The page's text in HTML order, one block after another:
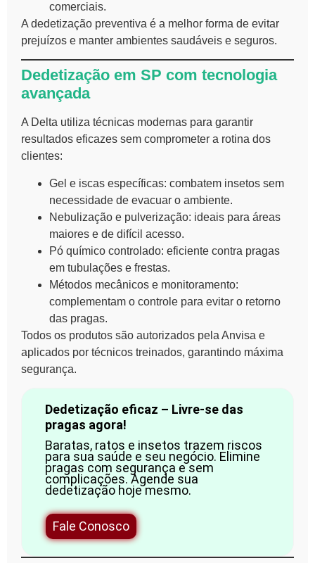
comerciais.
A dedetização preventiva é a melhor forma de evitar
prejuízos e manter ambientes saudáveis e seguros.
Dedetização em SP com tecnologia
avançada
A Delta utiliza técnicas modernas para garantir
resultados eficazes sem comprometer a rotina dos
clientes:
Gel e iscas específicas: combatem insetos sem
necessidade de evacuar o ambiente.
Nebulização e pulverização: ideais para áreas
maiores e de difícil acesso.
Pó químico controlado: eficiente contra pragas
em tubulações e frestas.
Métodos mecânicos e monitoramento:
complementam o controle para evitar o retorno
das pragas.
Todos os produtos são autorizados pela Anvisa e
aplicados por técnicos treinados, garantindo máxima
segurança.
Dedetização eficaz – Livre-se das
pragas agora!
Baratas, ratos e insetos trazem riscos
para sua saúde e seu negócio. Elimine
pragas com segurança e sem
complicações. Agende sua
dedetização hoje mesmo.
Fale Conosco